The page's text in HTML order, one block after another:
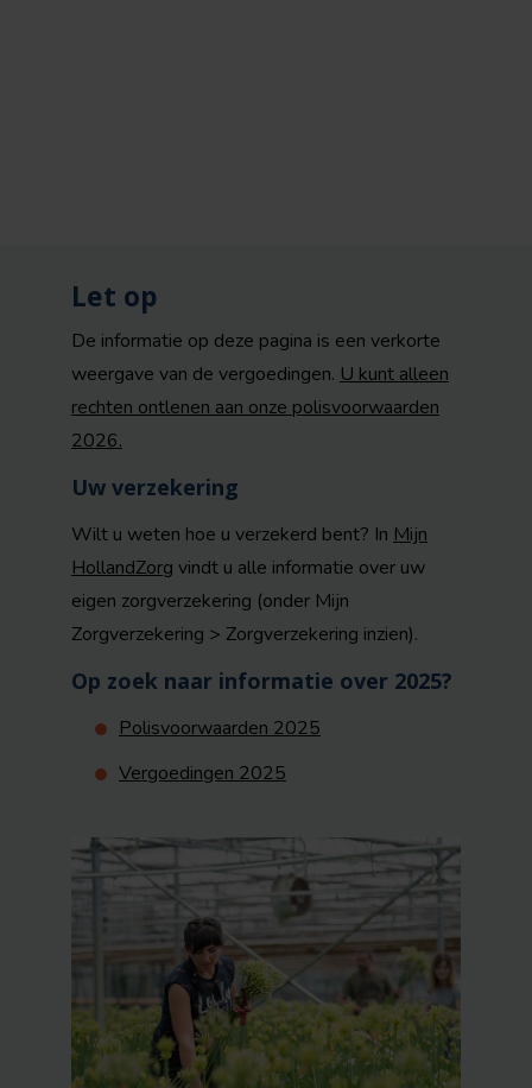
Let op
De informatie op deze pagina is een verkorte
weergave van de vergoedingen. U kunt alleen
rechten ontlenen aan onze polisvoorwaarden
2026.
Uw verzekering
Wilt u weten hoe u verzekerd bent? In Mijn
HollandZorg vindt u alle informatie over uw
eigen zorgverzekering (onder Mijn
Zorgverzekering > Zorgverzekering inzien).
Op zoek naar informatie over 2025?
Polisvoorwaarden 2025
Vergoedingen 2025